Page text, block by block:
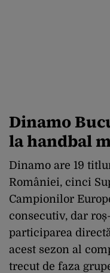
Dinamo
la handbal
Dinamo are 19
României, cinci
Campionilor
consecutiv, dar
participarea
acest sezon al
trecut de faza